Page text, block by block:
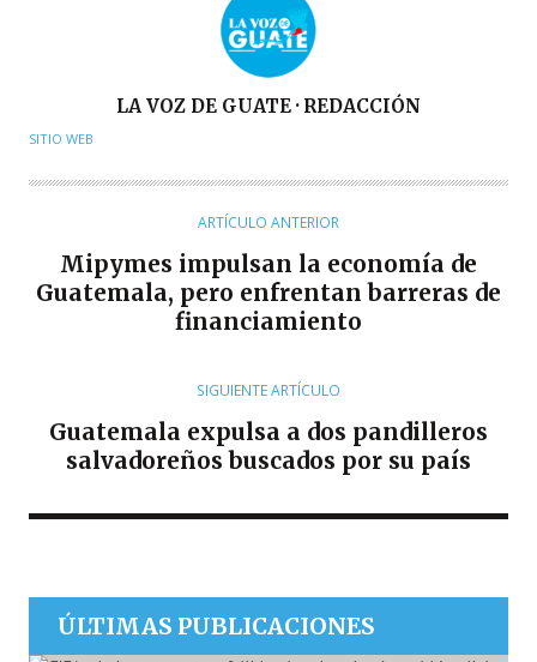
U
O
LA VOZ DE GUATE · REDACCIÓN
SITIO WEB
ARTÍCULO ANTERIOR
Mipymes impulsan la economía de
Guatemala, pero enfrentan barreras de
financiamiento
SIGUIENTE ARTÍCULO
Guatemala expulsa a dos pandilleros
salvadoreños buscados por su país
ÚLTIMAS PUBLICACIONES